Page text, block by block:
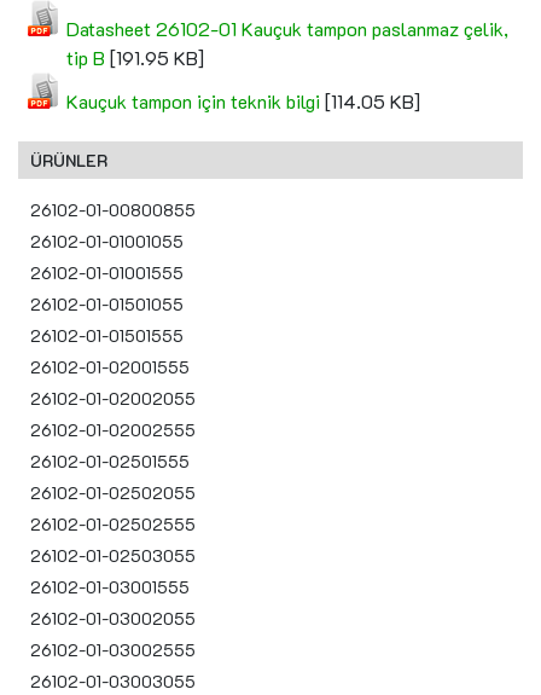
Datasheet 26102-01 Kauçuk tampon paslanmaz çelik,
tip B [191.95 KB]
Kauçuk tampon için teknik bilgi [114.05 KB]
ÜRÜNLER
26102-01-00800855
26102-01-01001055
26102-01-01001555
26102-01-01501055
26102-01-01501555
26102-01-02001555
26102-01-02002055
26102-01-02002555
26102-01-02501555
26102-01-02502055
26102-01-02502555
26102-01-02503055
26102-01-03001555
26102-01-03002055
26102-01-03002555
26102-01-03003055